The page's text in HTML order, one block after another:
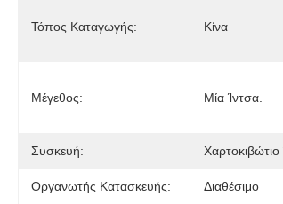
Τόπος Καταγωγής: Κίνα
Μέγεθος: Μία Ίντσα.
Συσκευή:
Οργανωτής Κατασκευής: Διαθέσιμο